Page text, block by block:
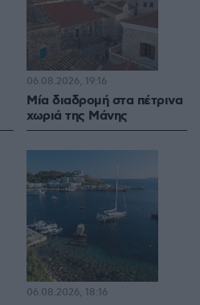
Μία διαδρομή στα πέτρινα
χωριά της Μάνης
06.08.2026, 19:16
06.08.2026, 18:16